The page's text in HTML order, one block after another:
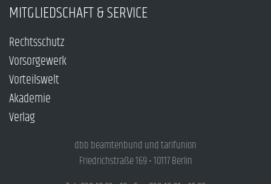
MITGLIEDSCHAFT & SERVICE
Rechtsschutz
Vorsorgewerk
Vorteilswelt
Akademie
Verlag
dbb beamtenbund und tarifunion
Friedrichstraße 169 • 10117 Berlin